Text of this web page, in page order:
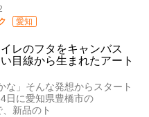
愛知
レのフタをキャンバス
目線から生まれたアート
な」そんな発想からスタート
日に愛知県豊橋市の
新品のト